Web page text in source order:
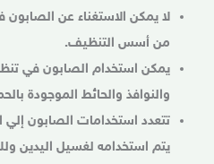
لا يمكن الاستغناء عن
من أسس التنظيف.
يمكن استخدام الصابون في
والنوافذ والحائط الموجودة
تتعدد استخدامات الصابون إلي
يتم استخدامه لغسيل اليدين